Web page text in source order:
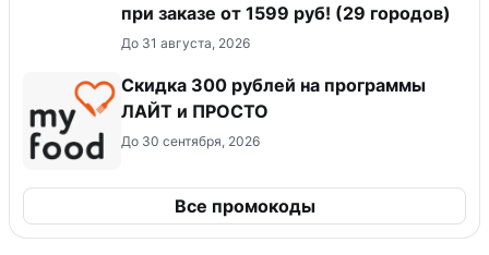
при заказе от 1599 руб! (29 городов)
До 31 августа, 2026
​Скидка 300 рублей на программы
ЛАЙТ и ПРОСТО
До 30 сентября, 2026
Все промокоды